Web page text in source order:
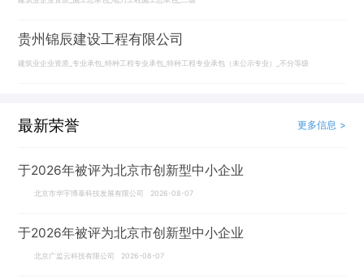
贵州锦辰建设工程有限公司
建筑业企业资质_专业承包_特种工程专业承包_特种工程专业承包（未公示专业）_不分等级
最新荣誉 更多信息 >
于2026年被评为北京市创新型中小企业
北京市华宇博泰科技发展有限公司 2026-08-07
于2026年被评为北京市创新型中小企业
北京广监云科技有限公司 2026-08-07